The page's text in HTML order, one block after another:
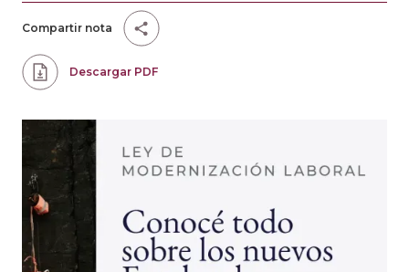
Compartir nota
Descargar PDF